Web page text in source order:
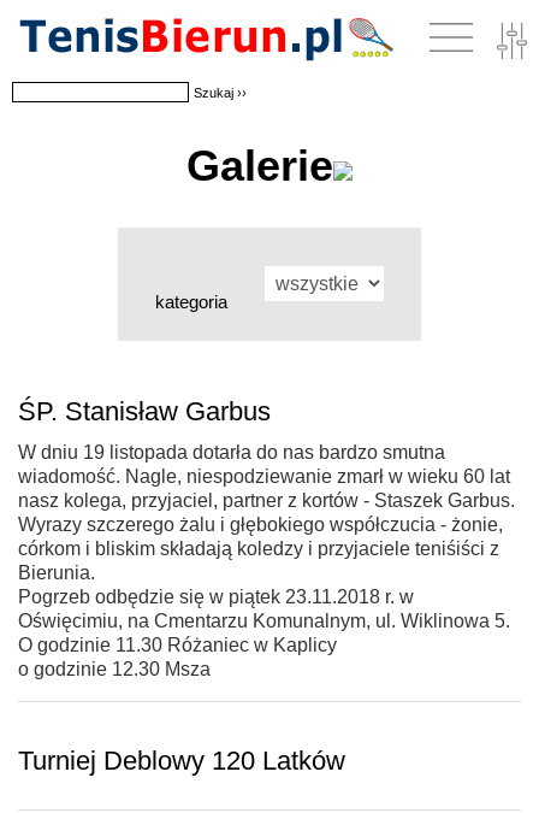
Galerie
kategoria
ŚP. Stanisław Garbus
W dniu 19 listopada dotarła do nas bardzo smutna
wiadomość. Nagle, niespodziewanie zmarł w wieku 60 lat
nasz kolega, przyjaciel, partner z kortów - Staszek Garbus.
Wyrazy szczerego żalu i głębokiego współczucia - żonie,
córkom i bliskim składają koledzy i przyjaciele teniśiści z
Bierunia.
Pogrzeb odbędzie się w piątek 23.11.2018 r. w
Oświęcimiu, na Cmentarzu Komunalnym, ul. Wiklinowa 5.
O godzinie 11.30 Różaniec w Kaplicy
o godzinie 12.30 Msza
Turniej Deblowy 120 Latków